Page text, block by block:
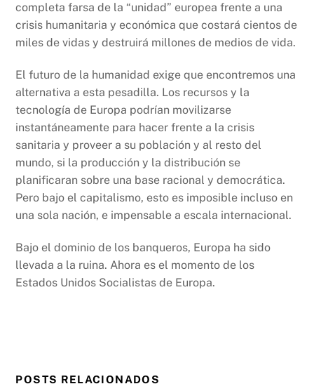
completa farsa de la “unidad” europea frente a una
crisis humanitaria y económica que costará cientos de
miles de vidas y destruirá millones de medios de vida.
El futuro de la humanidad exige que encontremos una
alternativa a esta pesadilla. Los recursos y la
tecnología de Europa podrían movilizarse
instantáneamente para hacer frente a la crisis
sanitaria y proveer a su población y al resto del
mundo, si la producción y la distribución se
planificaran sobre una base racional y democrática.
Pero bajo el capitalismo, esto es imposible incluso en
una sola nación, e impensable a escala internacional.
Bajo el dominio de los banqueros, Europa ha sido
llevada a la ruina. Ahora es el momento de los
Estados Unidos Socialistas de Europa.
POSTS RELACIONADOS